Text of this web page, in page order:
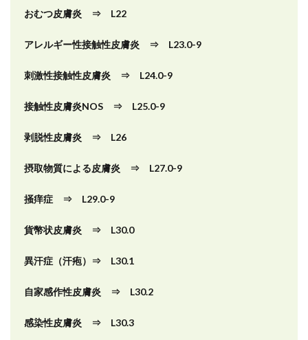
おむつ皮膚炎 ⇒ L22
アレルギー性接触性皮膚炎 ⇒ L23.0-9
刺激性接触性皮膚炎 ⇒ L24.0-9
接触性皮膚炎NOS ⇒ L25.0-9
剥脱性皮膚炎 ⇒ L26
摂取物質による皮膚炎 ⇒ L27.0-9
掻痒症 ⇒ L29.0-9
貨幣状皮膚炎 ⇒ L30.0
異汗症（汗疱）⇒ L30.1
自家感作性皮膚炎 ⇒ L30.2
感染性皮膚炎 ⇒ L30.3